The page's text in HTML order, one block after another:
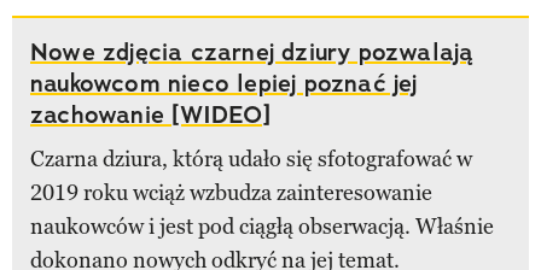
Nowe zdjęcia czarnej dziury pozwalają
naukowcom nieco lepiej poznać jej
zachowanie [WIDEO]
Czarna dziura, którą udało się sfotografować w
2019 roku wciąż wzbudza zainteresowanie
naukowców i jest pod ciągłą obserwacją. Właśnie
dokonano nowych odkryć na jej temat.